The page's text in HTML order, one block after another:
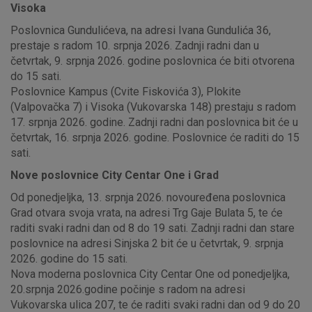
Visoka
Poslovnica Gundulićeva, na adresi Ivana Gundulića 36,
prestaje s radom 10. srpnja 2026. Zadnji radni dan u
četvrtak, 9. srpnja 2026. godine poslovnica će biti otvorena
do 15 sati.
Poslovnice Kampus (Cvite Fiskovića 3), Plokite
(Valpovačka 7) i Visoka (Vukovarska 148) prestaju s radom
17. srpnja 2026. godine. Zadnji radni dan poslovnica bit će u
četvrtak, 16. srpnja 2026. godine. Poslovnice će raditi do 15
sati.
Nove poslovnice City Centar One i Grad
Od ponedjeljka, 13. srpnja 2026. novouređena poslovnica
Grad otvara svoja vrata, na adresi Trg Gaje Bulata 5, te će
raditi svaki radni dan od 8 do 19 sati. Zadnji radni dan stare
poslovnice na adresi Sinjska 2 bit će u četvrtak, 9. srpnja
2026. godine do 15 sati.
Nova moderna poslovnica City Centar One od ponedjeljka,
20.srpnja 2026.godine počinje s radom na adresi
Vukovarska ulica 207, te će raditi svaki radni dan od 9 do 20